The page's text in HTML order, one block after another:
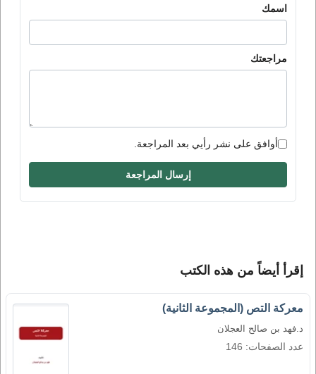
اسمك
مراجعتك
أوافق على نشر رأيي بعد المراجعة.
إرسال المراجعة
إقرأ أيضاً من هذه الكتب
معركة التص (المجموعة الثانية)
د.فهد بن صالح العجلان
عدد الصفحات: 146